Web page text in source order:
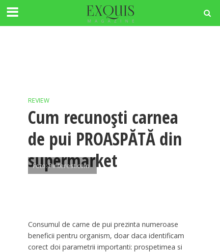
REVIEW
Cum recunoști carnea
de pui PROASPĂTĂ din
supermarket
Foto: Pinterest.com
Consumul de carne de pui prezinta numeroase
beneficii pentru organism, doar daca identificam
corect doi parametrii importanti: prospetimea si